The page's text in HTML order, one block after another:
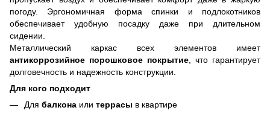
погоду. Эргономичная форма спинки и подлокотников
обеспечивает удобную посадку даже при длительном
сидении.
Металлический каркас всех элементов имеет
антикоррозийное порошковое покрытие, что гарантирует
долговечность и надежность конструкции.
Для кого подходит
Для балкона или террасы в квартире